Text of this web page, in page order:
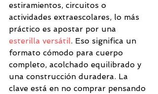
estiramientos, circuitos o
actividades extraescolares, lo más
práctico es apostar por una
esterilla versátil. Eso significa un
formato cómodo para cuerpo
completo, acolchado equilibrado y
una construcción duradera. La
clave está en no comprar pensando